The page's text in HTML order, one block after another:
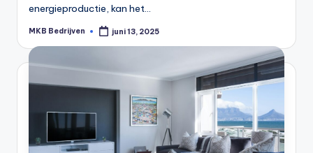
energieproductie, kan het…
MKB Bedrijven juni 13, 2025